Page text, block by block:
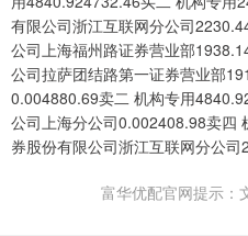
有限公司浙江互联网分公司
公司上海福州路证券营业部
公司拉萨团结路第一证券营业部
0.004880.69卖二 机构专用
公司上海分公司0.002408.98卖四
券股份有限公司浙江互联网分公
富华优配官网提示：